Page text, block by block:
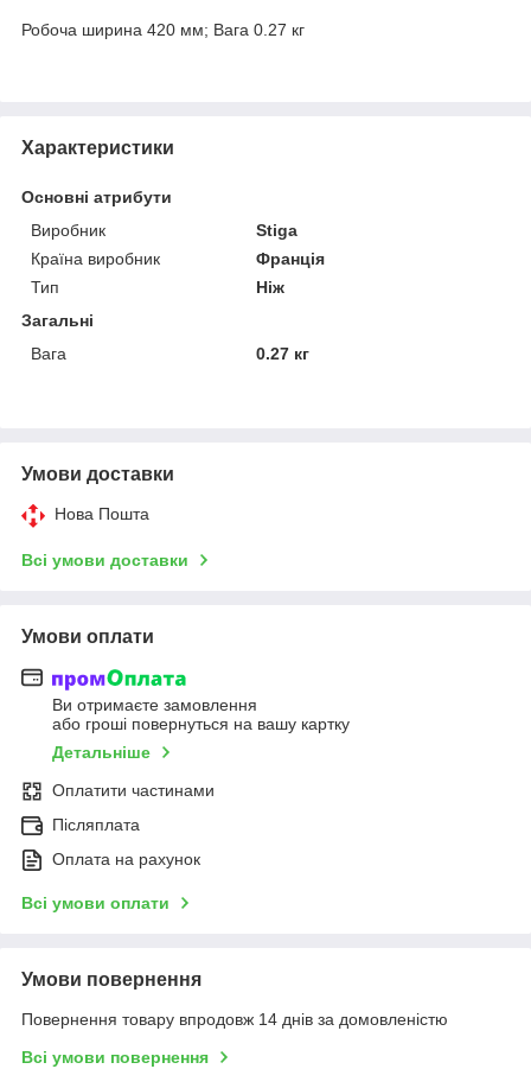
Робоча ширина 420 мм; Вага 0.27 кг
Характеристики
Основні атрибути
Виробник
Stiga
Країна виробник
Франція
Тип
Ніж
Загальні
Вага
0.27 кг
Умови доставки
Нова Пошта
Всі умови доставки
Умови оплати
Ви отримаєте замовлення
або гроші повернуться на вашу картку
Детальніше
Оплатити частинами
Післяплата
Оплата на рахунок
Всі умови оплати
Умови повернення
Повернення товару впродовж 14 днів за домовленістю
Всі умови повернення